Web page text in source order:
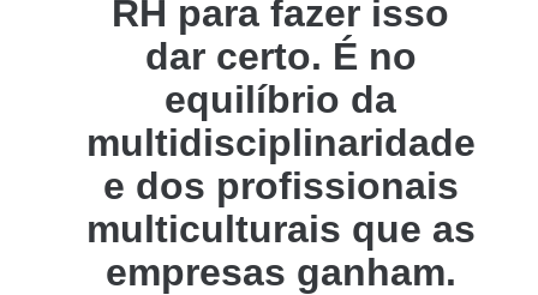
RH para fazer isso
dar certo. É no
equilíbrio da
multidisciplinaridade
e dos profissionais
multiculturais que as
empresas ganham.